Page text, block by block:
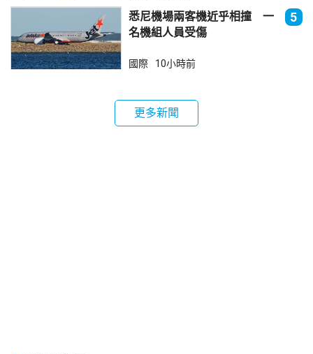
悉尼機場兩客機近乎相撞 一
名機組人員受傷
5
國際 10小時前
更多新聞